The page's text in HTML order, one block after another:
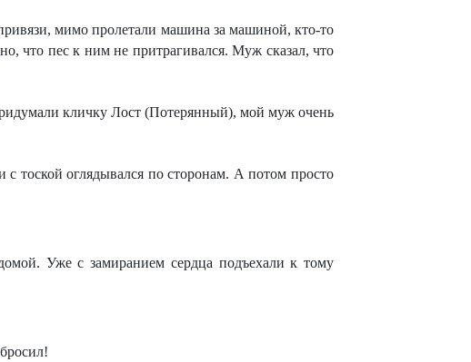
мимо пролетали машина за машиной, кто-то
что пес к ним не притрагивался. Муж сказал, что
кличку Лост (Потерянный), мой муж очень
тоской оглядывался по сторонам. А потом просто
Уже с замиранием сердца подъехали к тому